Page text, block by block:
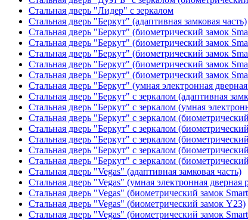
Стальная дверь "Лидер" с зеркалом
Стальная дверь "Беркут" (адаптивная замковая часть)
Стальная дверь "Беркут" (биометрический замок
Стальная дверь "Беркут" (биометрический замок
Стальная дверь "Беркут" (биометрический замок
Стальная дверь "Беркут" (биометрический замок
Стальная дверь "Беркут" (биометрический замок
Стальная дверь "Беркут" (умная электронная
Стальная дверь "Беркут" с зеркалом (адаптивная
Стальная дверь "Беркут" с зеркалом (умная
Стальная дверь "Беркут" с зеркалом
Стальная дверь "Беркут" с зеркалом
Стальная дверь "Беркут" с зеркалом
Стальная дверь "Беркут" с зеркалом
Стальная дверь "Беркут" с зеркалом
Стальная дверь "Vegas" (адаптивная замковая часть)
Стальная дверь "Vegas" (умная электронная
Стальная дверь "Vegas" (биометрический замок
Стальная дверь "Vegas" (биометрический замок Y23)
Стальная дверь "Vegas" (биометрический замок